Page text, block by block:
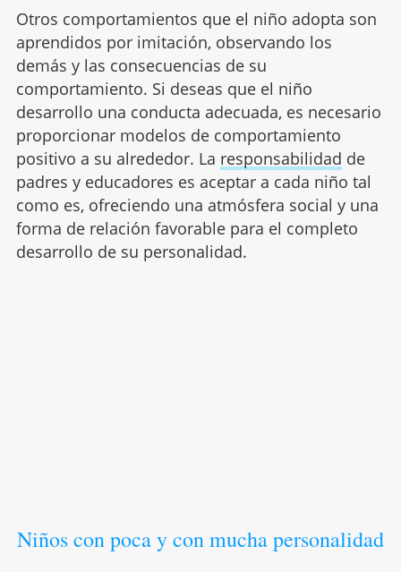
Otros comportamientos que el niño adopta son
aprendidos por imitación, observando los
demás y las consecuencias de su
comportamiento. Si deseas que el niño
desarrollo una conducta adecuada, es necesario
proporcionar modelos de comportamiento
positivo a su alrededor. La responsabilidad de
padres y educadores es aceptar a cada niño tal
como es, ofreciendo una atmósfera social y una
forma de relación favorable para el completo
desarrollo de su personalidad.
Niños con poca y con mucha personalidad